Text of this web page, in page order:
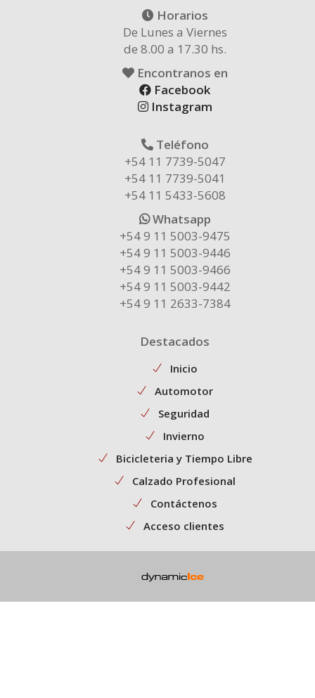
Horarios
De Lunes a Viernes
de 8.00 a 17.30 hs.
Encontranos en
Facebook
Instagram
Teléfono
+54 11 7739-5047
+54 11 7739-5041
+54 11 5433-5608
Whatsapp
+54 9 11 5003-9475
+54 9 11 5003-9446
+54 9 11 5003-9466
+54 9 11 5003-9442
+54 9 11 2633-7384
Destacados
Inicio
Automotor
Seguridad
Invierno
Bicicleteria y Tiempo Libre
Calzado Profesional
Contáctenos
Acceso clientes